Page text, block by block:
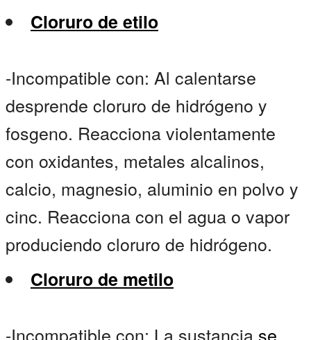
Cloruro de etilo
-Incompatible con: Al calentarse
desprende cloruro de hidrógeno y
fosgeno. Reacciona violentamente
con oxidantes, metales alcalinos,
calcio, magnesio, aluminio en polvo y
cinc. Reacciona con el agua o vapor
produciendo cloruro de hidrógeno.
Cloruro de metilo
-Incompatible con: La sustancia se